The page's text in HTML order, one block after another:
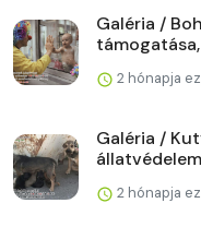
Galéria /
támogatása,
2 hónapja
Galéria /
2 hónapja